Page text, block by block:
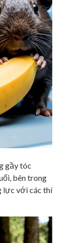
gầy tóc
bên trong
lực với các thí